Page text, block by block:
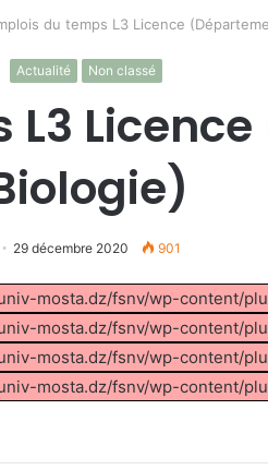
du temps L3 Licence
Actualité Non classé
29 décembre 2020 901
mosta.dz/fsnv/wp-content/
mosta.dz/fsnv/wp-content/
mosta.dz/fsnv/wp-content/
mosta.dz/fsnv/wp-content/